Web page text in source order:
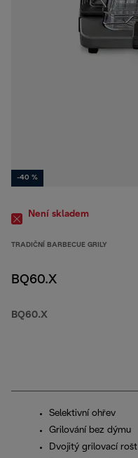
-40 %
Není skladem
TRADIČNÍ BARBECUE GRILY
BQ60.X
BQ60.X
Selektivní ohřev
Grilování bez dýmu
Dvojitý grilovací rošt